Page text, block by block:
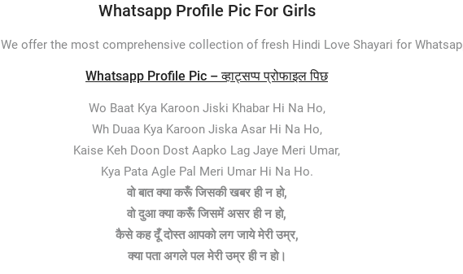
Whatsapp Profile Pic For Girls
We offer the most comprehensive collection of fresh Hindi Love Shayari for
Whatsapp Profile Pic – व्हाट्सप्प प्रोफाइल पिछ
Wo Baat Kya Karoon Jiski Khabar Hi Na Ho,
Wh Duaa Kya Karoon Jiska Asar Hi Na Ho,
Kaise Keh Doon Dost Aapko Lag Jaye Meri Umar,
Kya Pata Agle Pal Meri Umar Hi Na Ho.
वो बात क्या करूँ जिसकी खबर ही न हो,
वो दुआ क्या करूँ जिसमें असर ही न हो,
कैसे कह दूँ दोस्त आपको लग जाये मेरी उम्र,
क्या पता अगले पल मेरी उम्र ही न हो।